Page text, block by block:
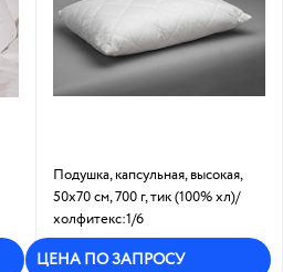
Подушка, капсульная, высокая,
50х70 см, 700 г, тик (100% хл)/
холфитекс:1/6
Под заказ
ЦЕНА ПО ЗАПРОСУ